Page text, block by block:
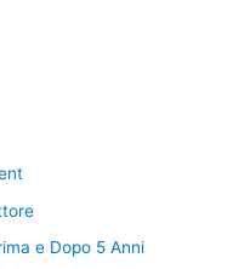
e Dopo 5 Anni